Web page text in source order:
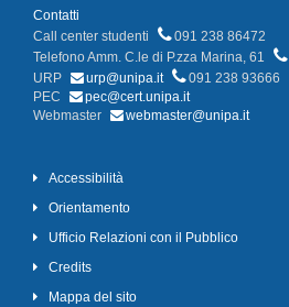
Contatti
Call center studenti
091 238 86472
Telefono Amm. C.le di P.zza Marina, 61
URP
urp@unipa.it
091 238 93666
PEC
pec@cert.unipa.it
Webmaster
webmaster@unipa.it
Accessibilità
Orientamento
Ufficio Relazioni con il Pubblico
Credits
Mappa del sito